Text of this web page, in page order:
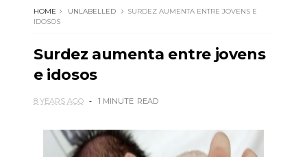
HOME UNLABELLED
SURDEZ AUMENTA ENTRE JOVENS E
IDOSOS
Surdez aumenta entre jovens
e idosos
8 YEARS AGO 1 MINUTE READ